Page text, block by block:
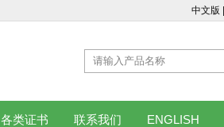
中文版
各类证书 联系我们 ENGLISH